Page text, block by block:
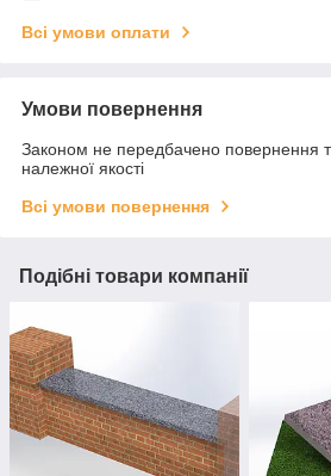
Всі умови оплати
Умови повернення
Законом не передбачено повернення
належної якості
Всі умови повернення
Подібні товари компанії